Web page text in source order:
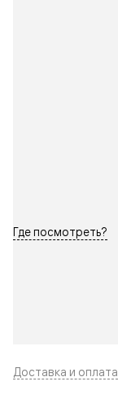
Где посмотреть?
Доставка и оплата